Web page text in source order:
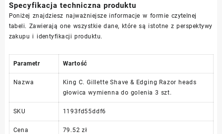
Specyfikacja techniczna produktu
Poniżej znajdziesz najważniejsze informacje w formie czytelnej
tabeli. Zawierają one wszystkie dane, które są istotne z perspektywy
zakupu i identyfikacji produktu.
Parametr Wartość
Nazwa
King C. Gillette Shave & Edging Razor heads
głowica wymienna do golenia 3 szt.
SKU 1193fd55ddf6
Cena 79.52 zł